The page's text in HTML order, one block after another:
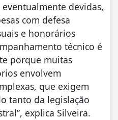
devidas,
com defesa
e honorários
técnico é
porque muitas
envolvem
que exigem
tanto da legislação
explica Silveira.